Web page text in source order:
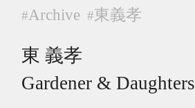
#Archive #東義孝
東 義孝
Gardener & Daughters